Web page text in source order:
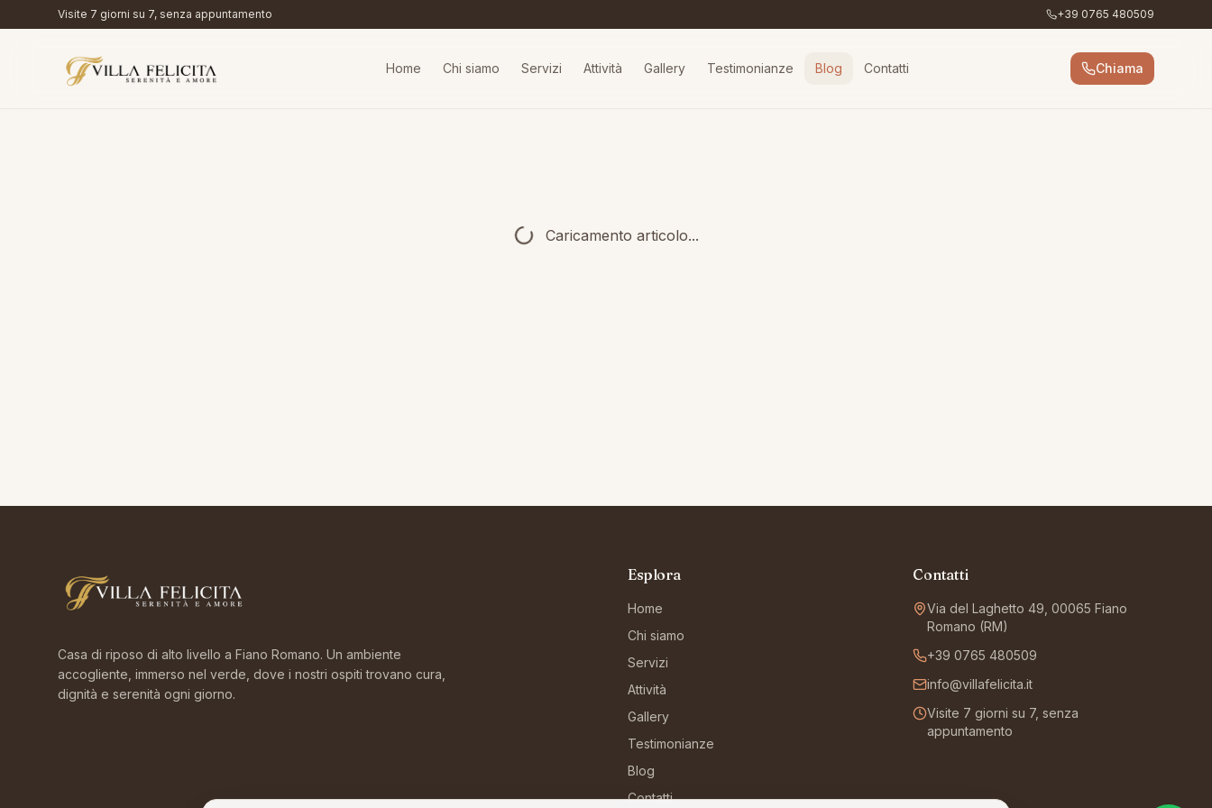
Visite 7 giorni su 7, senza appuntamento +39 0765 480509
Home Chi siamo Servizi Attività Gallery Testimonianze Blog Contatti Chiama
Caricamento articolo...
Casa di riposo di alto livello a Fiano Romano. Un ambiente
accogliente, immerso nel verde, dove i nostri ospiti trovano cura,
dignità e serenità ogni giorno.
Esplora
Home
Chi siamo
Servizi
Attività
Gallery
Testimonianze
Blog
Contatti
Contatti
Via del Laghetto 49, 00065 Fiano
Romano (RM)
+39 0765 480509
info@villafelicita.it
Visite 7 giorni su 7, senza
appuntamento